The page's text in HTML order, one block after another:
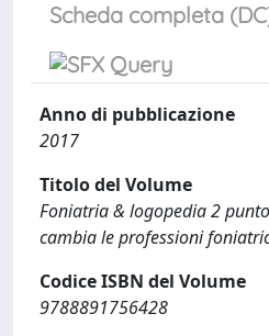
Scheda completa
Anno di pubblicazione
2017
Titolo del Volume
Foniatria & logopedia 2
cambia le professioni
Codice ISBN del Volume
9788891756428